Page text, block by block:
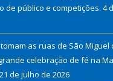
de público e competições. 4
as ruas de São Miguel
celebração de fé na
21 de julho de 2026